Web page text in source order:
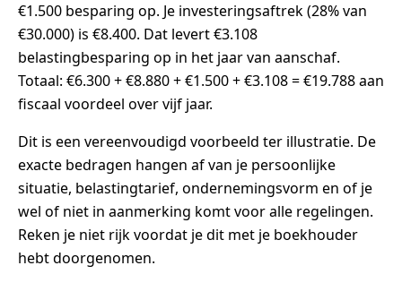
€1.500 besparing op. Je investeringsaftrek (28% van
€30.000) is €8.400. Dat levert €3.108
belastingbesparing op in het jaar van aanschaf.
Totaal: €6.300 + €8.880 + €1.500 + €3.108 = €19.788 aan
fiscaal voordeel over vijf jaar.
Dit is een vereenvoudigd voorbeeld ter illustratie. De
exacte bedragen hangen af van je persoonlijke
situatie, belastingtarief, ondernemingsvorm en of je
wel of niet in aanmerking komt voor alle regelingen.
Reken je niet rijk voordat je dit met je boekhouder
hebt doorgenomen.